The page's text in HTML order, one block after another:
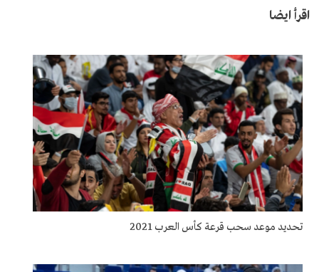
اقرأ ايضا
تحديد موعد سحب قرعة كأس العرب 2021